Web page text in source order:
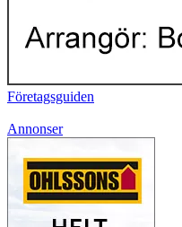
Företagsguiden
Annonser